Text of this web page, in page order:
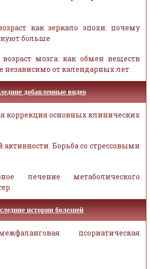
как зеркало эпохи: почему
больше
мозга: как обмен веществ
независимо от календарных лет
добавленные видео
коррекция основных клинических
Борьба со стрессовыми
лечение метаболического
истории болезней
псориатическая